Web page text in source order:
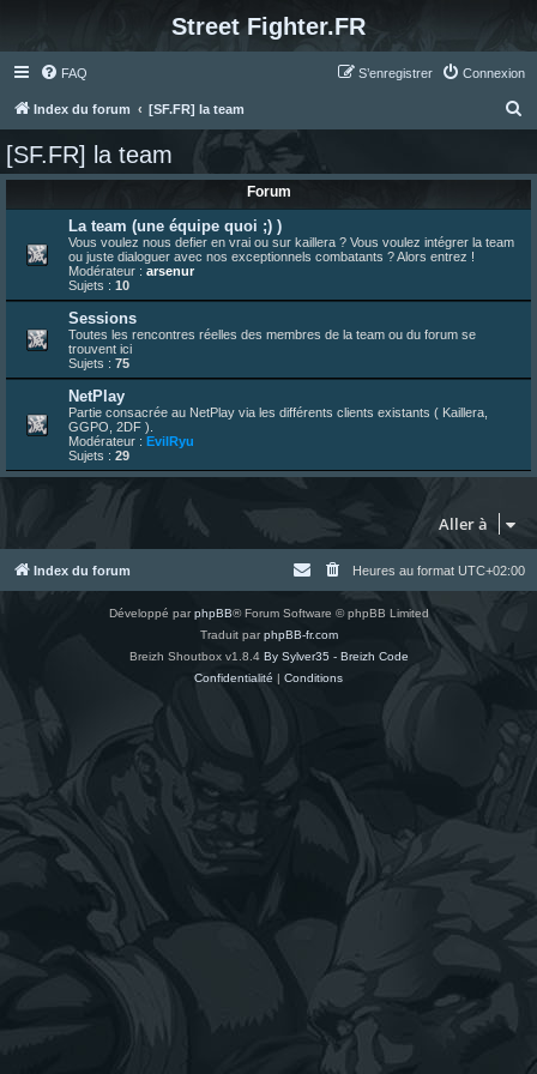
Street Fighter.FR
FAQ Connexion
S’enregistrer
Index du forum [SF.FR] la team
[SF.FR] la team
Forum
La team (une équipe quoi ;) )
Vous voulez nous defier en vrai ou sur kaillera ? Vous voulez intégrer la team
ou juste dialoguer avec nos exceptionnels combatants ? Alors entrez !
Modérateur : arsenur
Sujets : 10
Sessions
Toutes les rencontres réelles des membres de la team ou du forum se
trouvent ici
Sujets : 75
NetPlay
Partie consacrée au NetPlay via les différents clients existants ( Kaillera,
GGPO, 2DF ).
Modérateur : EvilRyu
Sujets : 29
Aller à
Index du forum Heures au format UTC+02:00
Développé parphpBB® Forum Software © phpBB Limited
Traduit parphpBB-fr.com
Breizh Shoutbox v1.8.4 By Sylver35 - Breizh Code
Confidentialité | Conditions